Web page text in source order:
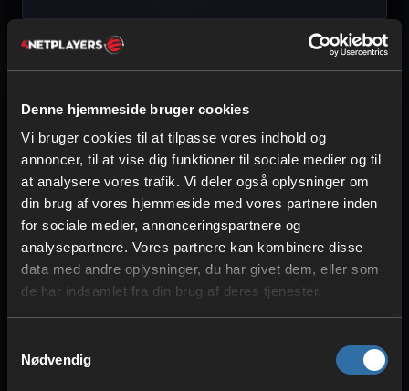
Denne hjemmeside bruger cookies
Vi bruger cookies til at tilpasse vores indhold og
annoncer, til at vise dig funktioner til sociale medier og til
at analysere vores trafik. Vi deler også oplysninger om
din brug af vores hjemmeside med vores partnere inden
for sociale medier, annonceringspartnere og
analysepartnere. Vores partnere kan kombinere disse
data med andre oplysninger, du har givet dem, eller som
de har indsamlet fra din brug af deres tjenester.
Nødvendig
Betal sikkert og fleksibelt for
Minecraft-servere